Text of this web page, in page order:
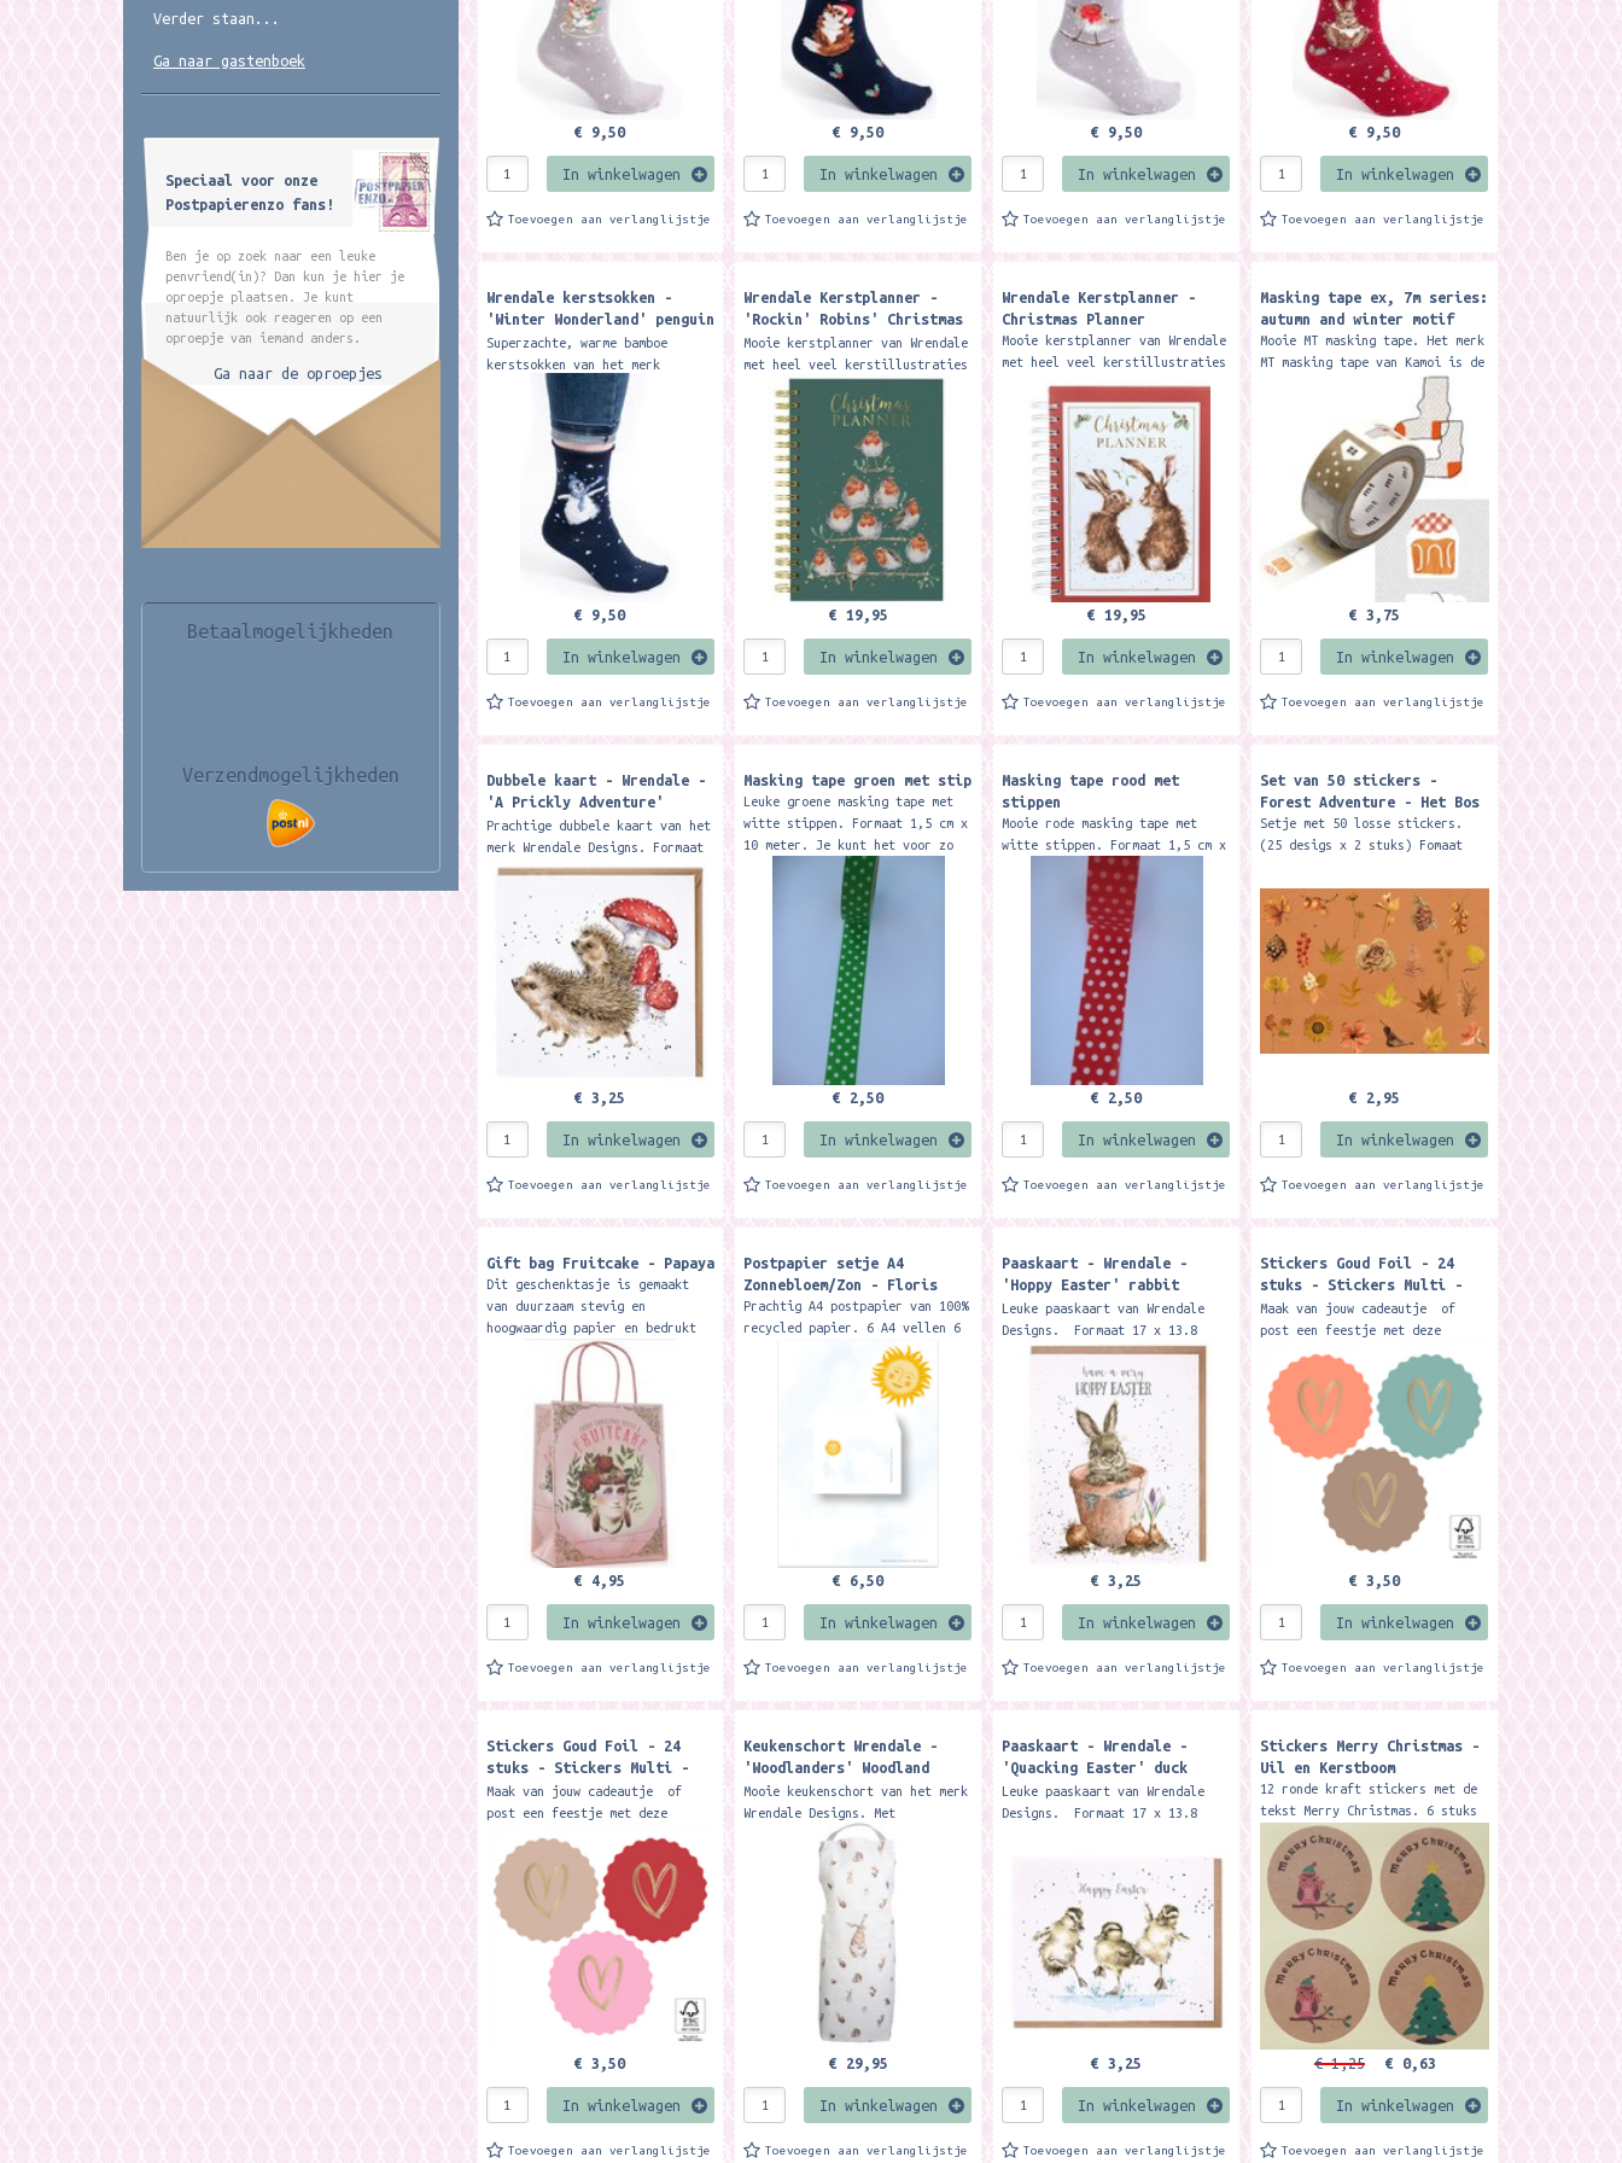
€ 9,50
In winkelwagen
Toevoegen aan verlanglijstje
€ 9,50
In winkelwagen
Toevoegen aan verlanglijstje
€ 9,50
In winkelwagen
Toevoegen aan verlanglijstje
€ 9,50
In winkelwagen
Toevoegen aan verlanglijstje
Wrendale kerstsokken -
'Winter Wonderland' penguin
socks
Superzachte, warme bamboe
kerstsokken van het merk
Wrendale Designs. De sokken
zijn gemaakt van 100% Oeko-Tex
bamboe. Het materiaal is zacht,
€ 9,50
In winkelwagen
Toevoegen aan verlanglijstje
Wrendale Kerstplanner -
'Rockin' Robins' Christmas
Planner
Mooie kerstplanner van Wrendale
met heel veel kerstillustraties
De perfecte manier om
georganiseerd te blijven
tijdens de feestdagen. Met...
€ 19,95
In winkelwagen
Toevoegen aan verlanglijstje
Wrendale Kerstplanner -
Christmas Planner
Mooie kerstplanner van Wrendale
met heel veel kerstillustraties
De perfecte manier om
georganiseerd te blijven
tijdens de feestdagen. Met...
€ 19,95
In winkelwagen
Toevoegen aan verlanglijstje
Masking tape ex, 7m series:
autumn and winter motif
Mooie MT masking tape. Het merk
MT masking tape van Kamoi is de
originele Japanse masking
tape. Formaat 2 cm x 7 meter.
Je kunt de tape voor zo...
€ 3,75
In winkelwagen
Toevoegen aan verlanglijstje
Dubbele kaart - Wrendale -
'A Prickly Adventure'
hedgehog card
Prachtige dubbele kaart van het
merk Wrendale Designs. Formaat
15 x 15 cm. Met kraft envelop
hedgehogs this card...
€ 3,25
In winkelwagen
Toevoegen aan verlanglijstje
Masking tape groen met stip
Leuke groene masking tape met
witte stippen. Formaat 1,5 cm x
10 meter. Je kunt het voor zo
veel dingen gebruiken.... o.a.
voor het versieren...
€ 2,50
In winkelwagen
Toevoegen aan verlanglijstje
Masking tape rood met
stippen
Mooie rode masking tape met
witte stippen. Formaat 1,5 cm x
10 meter. Je kunt het voor zo
veel dingen gebruiken.... o.a.
voor het versieren van je...
€ 2,50
In winkelwagen
Toevoegen aan verlanglijstje
Set van 50 stickers -
Forest Adventure - Het Bos
Setje met 50 losse stickers.
(25 desigs x 2 stuks) Fomaat
€ 2,95
In winkelwagen
Toevoegen aan verlanglijstje
Gift bag Fruitcake - Papaya
Dit geschenktasje is gemaakt
van duurzaam stevig en
hoogwaardig papier en bedrukt
met mooie Papaya designs.
Tevens is de gift bag voorzien
€ 4,95
In winkelwagen
Toevoegen aan verlanglijstje
Postpapier setje A4
Zonnebloem/Zon - Floris
Prachtig A4 postpapier van 100%
recycled papier. 6 A4 vellen 6
enveloppen Merk: Floris
Recycled Stationery
€ 6,50
In winkelwagen
Toevoegen aan verlanglijstje
Paaskaart - Wrendale -
'Hoppy Easter' rabbit
Easter card
Leuke paaskaart van Wrendale
Designs. Formaat 17 x 13.8
cm. Met kraft envelop Send
Easter wishes with this lovely
rabbit card. The...
€ 3,25
In winkelwagen
Toevoegen aan verlanglijstje
Stickers Goud Foil - 24
stuks - Stickers Multi -
Heart Gold - Faded
Maak van jouw cadeautje of
post een feestje met deze
stickers met goud folie hart
illustratie.. Een feestje om
uit te pakken! Afmeting:...
€ 3,50
In winkelwagen
Toevoegen aan verlanglijstje
Stickers Goud Foil - 24
stuks - Stickers Multi -
Heart Gold - Pink
Maak van jouw cadeautje of
post een feestje met deze
stickers met goud folie hart
illustratie.. Een feestje om
uit te pakken! Afmeting:...
€ 3,50
In winkelwagen
Toevoegen aan verlanglijstje
Keukenschort Wrendale -
'Woodlanders' Woodland
Animal Apron
Mooie keukenschort van het merk
Wrendale Designs. Met
verstelbare banden 100% katoen
Perfect for those who love to
bake or cook this gorgeous...
€ 29,95
In winkelwagen
Toevoegen aan verlanglijstje
Paaskaart - Wrendale -
'Quacking Easter' duck
Easter card
Leuke paaskaart van Wrendale
Designs. Formaat 17 x 13.8
artistically depicted...
€ 3,25
In winkelwagen
Toevoegen aan verlanglijstje
Stickers Merry Christmas -
Uil en Kerstboom
12 ronde kraft stickers met de
tekst Merry Christmas. 6 stuks
met uil en 6 stuks met
kerstboom Doorsnee: 3,5 cm.
€ 1,25 € 0,63
In winkelwagen
Toevoegen aan verlanglijstje
Verder staan...
Ga naar gastenboek
Speciaal voor onze
Postpapierenzo fans!
Ben je op zoek naar een leuke
penvriend(in)? Dan kun je hier je
oproepje plaatsen. Je kunt
natuurlijk ook reageren op een
oproepje van iemand anders.
Ga naar de oproepjes
Betaalmogelijkheden
Verzendmogelijkheden